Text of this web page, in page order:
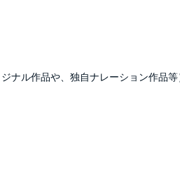
ナル作品や、独自ナレーション作品等